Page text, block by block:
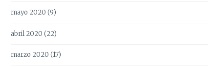
mayo 2020 (9)
abril 2020 (22)
marzo 2020 (17)